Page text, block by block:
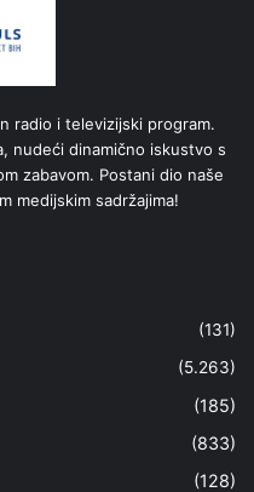
radio i televizijski program.
nudeći dinamično iskustvo s
zabavom. Postani dio naše
medijskim sadržajima!
(131)
(5.263)
(185)
(833)
(128)